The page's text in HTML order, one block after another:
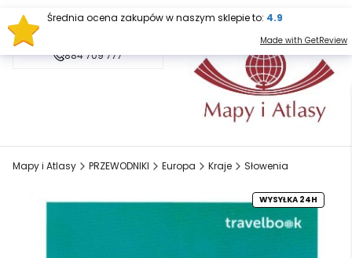
sklep@mapy.net.pl
884 709 777
Mapy i Atlasy PRZEWODNIKI Europa Kraje Słowenia
WYSYŁKA 24H
Średnia ocena zakupów w naszym sklepie to: 4.9
Made with GetReview